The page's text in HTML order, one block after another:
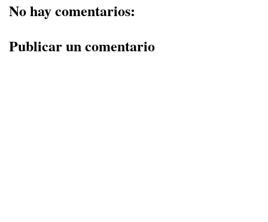
No hay comentarios:
Publicar un comentario